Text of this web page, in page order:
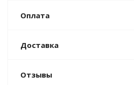
Оплата
Доставка
Отзывы